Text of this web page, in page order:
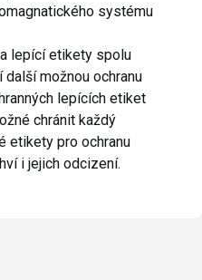
systému
lepící etikety spolu
možnou ochranu
lepících etiket
chránit každý
etikety pro ochranu
i jejich odcizení.